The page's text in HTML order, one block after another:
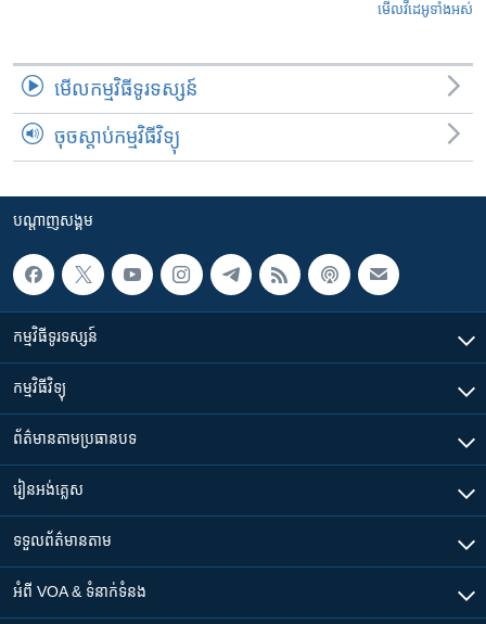
មើល​វីដេអូ​ទាំង​អស់
មើល​កម្មវិធី​ទូរទស្សន៍
ចុចស្តាប់កម្មវិធីវិទ្យុ
បណ្តាញ​សង្គម
កម្មវិធី​ទូរទស្សន៍
កម្មវិធី​វិទ្យុ
ព័ត៌មាន​តាមប្រធានបទ​
រៀន​​អង់គ្លេស
ទទួល​ព័ត៌មាន​តាម
អំពី​ VOA & ទំនាក់ទំនង